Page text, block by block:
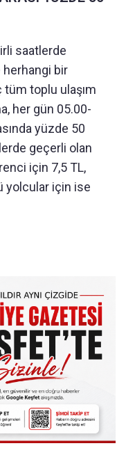
saatlerde
herhangi bir
tüm toplu ulaşım
her gün 05.00-
yüzde 50
geçerli olan
için 7,5 TL,
yolcular için ise